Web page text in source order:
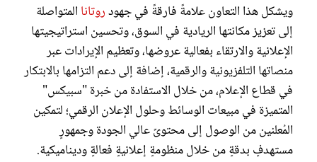
ويشكل هذا التعاون علامةً فارقةً في جهودروتانا المتواصلة
إلى تعزيز مكانتها الريادية في السوق، وتحسين استراتيجيتها
الإعلانية والارتقاء بفعالية عروضها، وتعظيم الإيرادات عبر
منصاتها التلفزيونية والرقمية، إضافة إلى دعم التزامها بالابتكار
في قطاع الإعلام، من خلال الاستفادة من خبرة "سبيكس"
المتميزة في مبيعات الوسائط وحلول الإعلان الرقمي؛ لتمكين
المُعلنين من الوصول إلى محتوىً عالي الجودة وجمهورٍ
مستهدفٍ بدقةٍ من خلال منظومةٍ إعلانيةٍ فعالةٍ وديناميكية.